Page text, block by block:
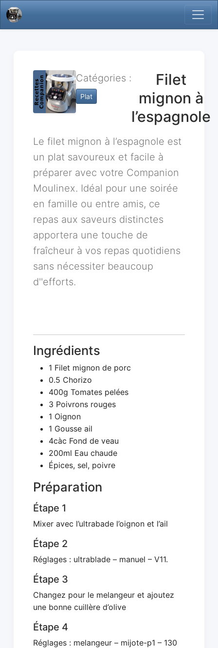
Catégories :
Plat
Filet
mignon à
l’espagnole
Le filet mignon à l’espagnole est
un plat savoureux et facile à
préparer avec votre Companion
Moulinex. Idéal pour une soirée
en famille ou entre amis, ce
repas aux saveurs distinctes
apportera une touche de
fraîcheur à vos repas quotidiens
sans nécessiter beaucoup
d''efforts.
Ingrédients
1 Filet mignon de porc
0.5 Chorizo
400g Tomates pelées
3 Poivrons rouges
1 Oignon
1 Gousse ail
4càc Fond de veau
200ml Eau chaude
Épices, sel, poivre
Préparation
Étape 1
Mixer avec l’ultrabade l’oignon et l’ail
Étape 2
Réglages : ultrablade – manuel – V11.
Étape 3
Changez pour le melangeur et ajoutez
une bonne cuillère d’olive
Étape 4
Réglages : melangeur – mijote-p1 – 130